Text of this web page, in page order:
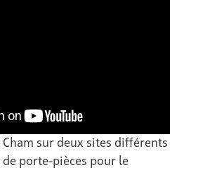
sur deux sites différents
de porte-pièces pour le